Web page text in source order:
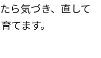
ら気づき、直して
てます。